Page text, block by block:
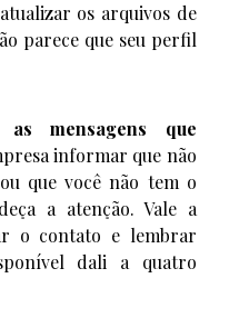
os arquivos de
parece que seu perfil
mensagens que
informar que não
que você não tem o
a atenção. Vale a
o contato e lembrar
dali a quatro